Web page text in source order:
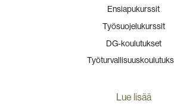
Ensiapukurssit
Työsuojelukurssit
DG-koulutukset
Lue lisää